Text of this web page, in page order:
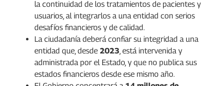
la continuidad de los tratamientos de pacientes y
usuarios, al integrarlos a una entidad con serios
desafíos financieros y de calidad.
La ciudadanía deberá confiar su integridad a una
entidad que, desde 2023 , está intervenida y
administrada por el Estado, y que no publica sus
estados financieros desde ese mismo año.